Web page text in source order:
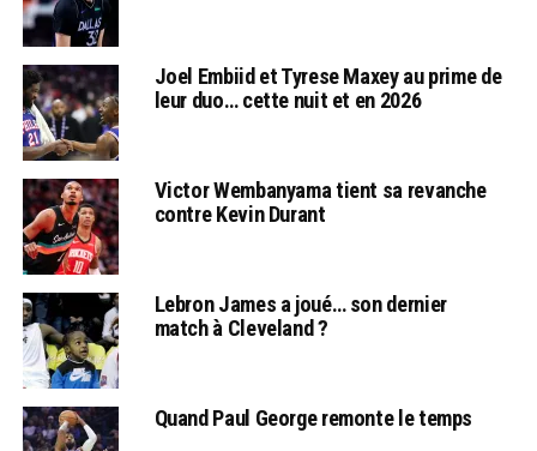
Joel Embiid et Tyrese Maxey au prime de
leur duo… cette nuit et en 2026
Victor Wembanyama tient sa revanche
contre Kevin Durant
Lebron James a joué… son dernier
match à Cleveland ?
Quand Paul George remonte le temps